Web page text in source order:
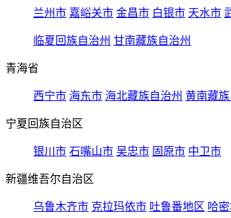
兰州市 嘉峪关市 金昌市 白银市 天水市
临夏回族自治州 甘南藏族自治州
青海省
西宁市 海东市 海北藏族自治州 黄南藏族
宁夏回族自治区
银川市 石嘴山市 吴忠市 固原市 中卫市
新疆维吾尔自治区
乌鲁木齐市 克拉玛依市 吐鲁番地区 哈